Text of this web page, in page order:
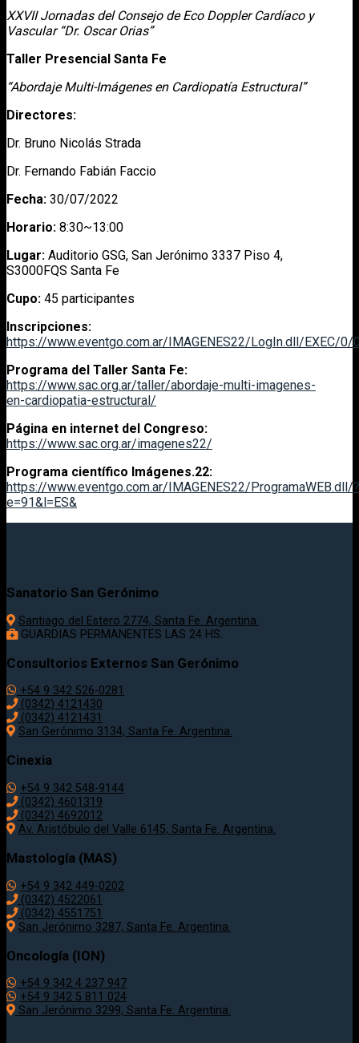
XXVII Jornadas del Consejo de Eco Doppler Cardíaco y
Vascular “Dr. Oscar Orias”
Taller Presencial Santa Fe
“Abordaje Multi-Imágenes en Cardiopatía Estructural”
Directores:
Dr. Bruno Nicolás Strada
Dr. Fernando Fabián Faccio
Fecha: 30/07/2022
Horario: 8:30~13:00
Lugar: Auditorio GSG, San Jerónimo 3337 Piso 4,
S3000FQS Santa Fe
Cupo: 45 participantes
Inscripciones:
https://www.eventgo.com.ar/IMAGENES22/LogIn.dll/EXEC/
Programa del Taller Santa Fe:
https://www.sac.org.ar/taller/abordaje-multi-imagenes-
en-cardiopatia-estructural/
Página en internet del Congreso:
https://www.sac.org.ar/imagenes22/
Programa científico Imágenes.22:
https://www.eventgo.com.ar/IMAGENES22/ProgramaWEB.dll/?
e=91&l=ES&
Sanatorio San Gerónimo
Santiago del Estero 2774, Santa Fe. Argentina.
GUARDIAS PERMANENTES LAS 24 HS.
Consultorios Externos San Gerónimo
+54 9 342 526-0281
(0342) 4121430
(0342) 4121431
San Gerónimo 3134, Santa Fe. Argentina.
Cinexia
+54 9 342 548-9144
(0342) 4601319
(0342) 4692012
Av. Aristóbulo del Valle 6145, Santa Fe. Argentina.
Mastología (MAS)
+54 9 342 449-0202
(0342) 4522061
(0342) 4551751
San Jerónimo 3287, Santa Fe. Argentina.
Oncología (ION)
+54 9 342 4 237 947
+54 9 342 5 811 024
San Jerónimo 3299, Santa Fe. Argentina.